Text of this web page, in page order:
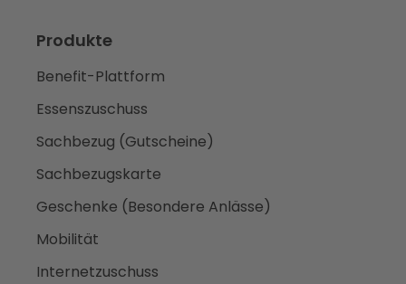
Produkte
Benefit-Plattform
Essenszuschuss
Sachbezug (Gutscheine)
Sachbezugskarte
Geschenke (Besondere Anlässe)
Mobilität
Internetzuschuss